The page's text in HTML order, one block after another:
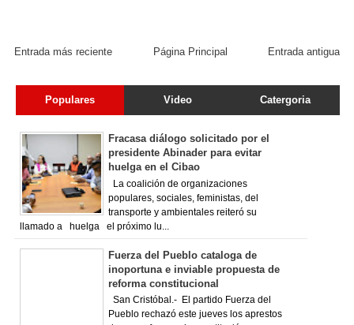
Entrada más reciente Entrada antigua
Página Principal
Populares Video Catergoria
Fracasa diálogo solicitado por el
presidente Abinader para evitar
huelga en el Cibao
La coalición de organizaciones
populares, sociales, feministas, del
transporte y ambientales reiteró su
llamado a huelga el próximo lu...
Fuerza del Pueblo cataloga de
inoportuna e inviable propuesta de
reforma constitucional
San Cristóbal.- El partido Fuerza del
Pueblo rechazó este jueves los aprestos